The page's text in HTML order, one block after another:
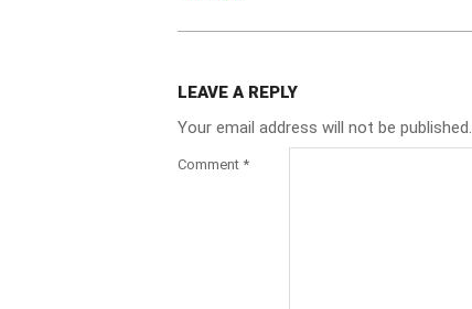
LEAVE A REPLY
Your email address will not be published.
Comment *